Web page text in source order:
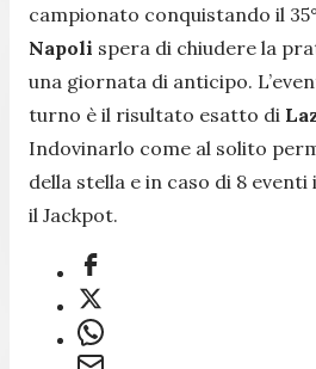
campionato conquistando il
Napoli spera di chiudere la
una giornata di anticipo.
turno è il risultato esatto di
Indovinarlo come al solito
della stella e in caso di 8
il Jackpot.